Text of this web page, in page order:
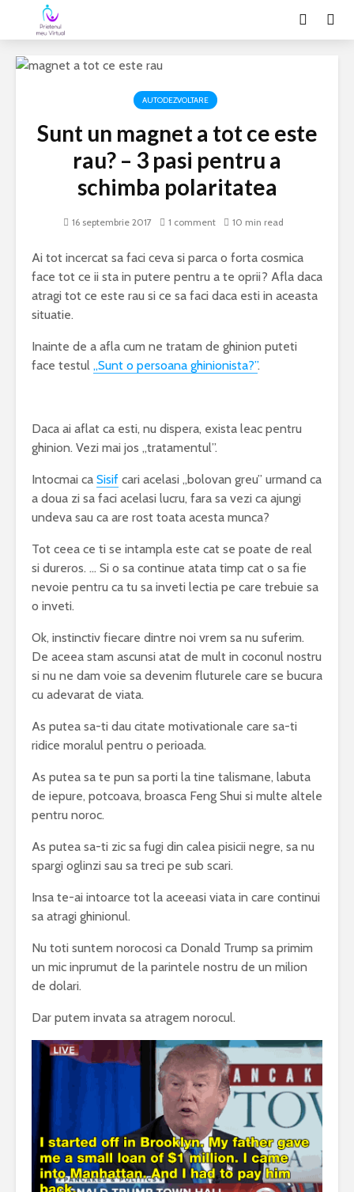
AUTODEZVOLTARE
Sunt un magnet a tot ce este
rau? – 3 pasi pentru a
schimba polaritatea
16 septembrie 2017 1 comment 10 min read
Ai tot incercat sa faci ceva si parca o forta cosmica
face tot ce ii sta in putere pentru a te oprii? Afla daca
atragi tot ce este rau si ce sa faci daca esti in aceasta
situatie.
Inainte de a afla cum ne tratam de ghinion puteti
face testul „Sunt o persoana ghinionista?”.
Daca ai aflat ca esti, nu dispera, exista leac pentru
ghinion. Vezi mai jos „tratamentul”.
Intocmai ca Sisif cari acelasi „bolovan greu” urmand ca
a doua zi sa faci acelasi lucru, fara sa vezi ca ajungi
undeva sau ca are rost toata acesta munca?
Tot ceea ce ti se intampla este cat se poate de real
si dureros. … Si o sa continue atata timp cat o sa fie
nevoie pentru ca tu sa inveti lectia pe care trebuie sa
o inveti.
Ok, instinctiv fiecare dintre noi vrem sa nu suferim.
De aceea stam ascunsi atat de mult in coconul nostru
si nu ne dam voie sa devenim fluturele care se bucura
cu adevarat de viata.
As putea sa-ti dau citate motivationale care sa-ti
ridice moralul pentru o perioada.
As putea sa te pun sa porti la tine talismane, labuta
de iepure, potcoava, broasca Feng Shui si multe altele
pentru noroc.
As putea sa-ti zic sa fugi din calea pisicii negre, sa nu
spargi oglinzi sau sa treci pe sub scari.
Insa te-ai intoarce tot la aceeasi viata in care continui
sa atragi ghinionul.
Nu toti suntem norocosi ca Donald Trump sa primim
un mic inprumut de la parintele nostru de un milion
de dolari.
Dar putem invata sa atragem norocul.